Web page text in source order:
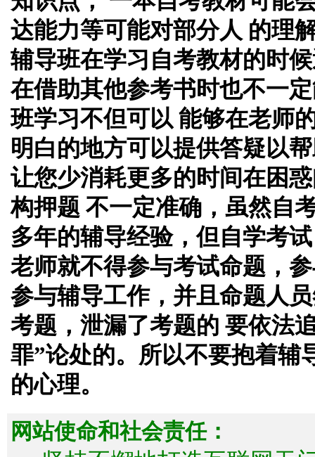
达能力等可能对部分人 的理
辅导班在学习自考教材的时
在借助其他参考书时也不一
班学习不但可以 能够在老师
明白的地方可以提供答疑以
让您少消耗更多的时间在困
构押题 不一定准确，虽然自
多年的辅导经验，但自学考
老师就不得参与考试命题，
参与辅导工作，并且命题人
考题，泄漏了考题的 要依法
罪”论处的。所以不要抱着辅
的心理。
网站使命和社会责任：